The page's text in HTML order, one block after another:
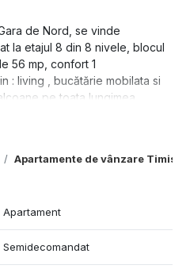
Apartamente de vânzare
de Nord, se vinde
la etajul 8 din 8 nivele, blocul
56 mp, confort 1
: living , bucătărie mobilata si
pe toata lungimea
vana , incalzire cu centrala
, geamuri termopan inclusiv
uscator de rufe, masina de
Apartament
Semidecomandat